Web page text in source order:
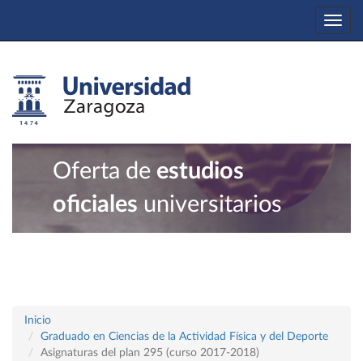
Oferta de estudios
oficiales universitarios
Inicio
Graduado en Ciencias de la Actividad Física y del Deporte
Asignaturas del plan 295 (curso 2017-2018)